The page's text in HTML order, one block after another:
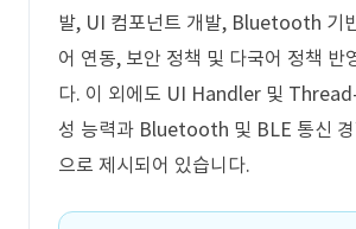
발, UI 컴포넌트 개발, Bluetooth 기
어 연동, 보안 정책 및 다국어 정책 반
다. 이 외에도 UI Handler 및
성 능력과 Bluetooth 및 BLE 통신
으로 제시되어 있습니다.